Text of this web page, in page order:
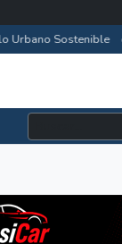
Sostenible •